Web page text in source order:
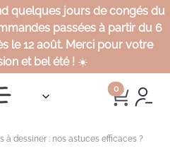
quelques jours de congés du
passées à partir du 6
le 12 août. Merci pour votre
et bel été !☀️
0
à dessiner : nos astuces efficaces ?